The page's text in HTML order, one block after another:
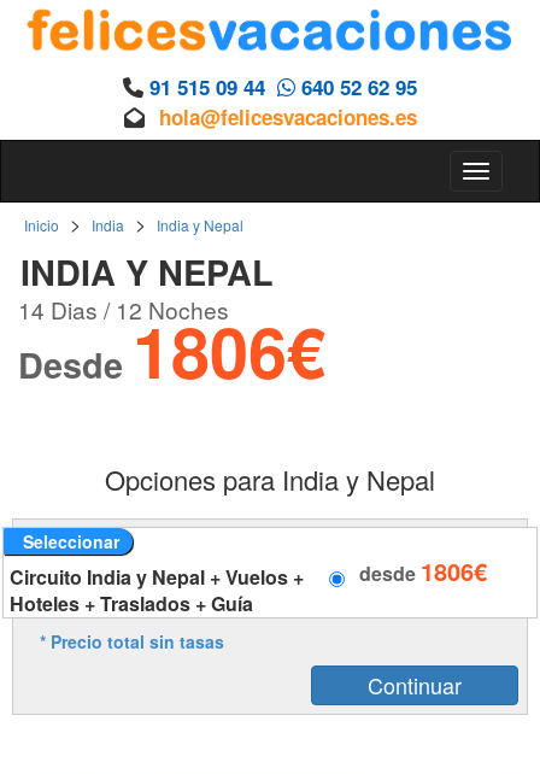
91 515 09 44
640 52 62 95
hola@felicesvacaciones.es
Inicio > India > India y Nepal
INDIA Y NEPAL
14 Dias / 12 Noches
Desde 1806€
Opciones para India y Nepal
Seleccionar
Circuito India y Nepal + Vuelos +
Hoteles + Traslados + Guía
desde 1806€
* Precio total sin tasas